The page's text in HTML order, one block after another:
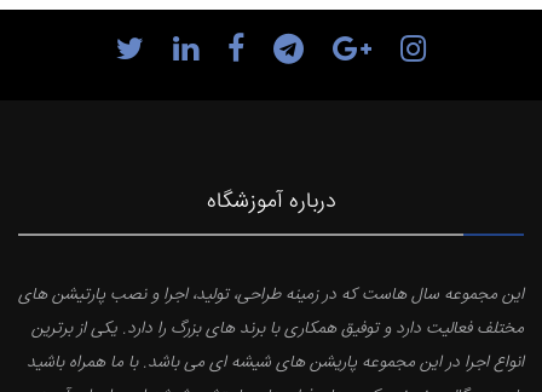
درباره آموزشگاه
این مجموعه سال هاست که در زمینه طراحی، تولید، اجرا و نصب پارتیشن های
مختلف فعالیت دارد و توفیق همکاری با برند های بزرگ را دارد. یکی از برترین
انواع اجرا در این مجموعه پاریشن های شیشه ای می باشد. با ما همراه باشید